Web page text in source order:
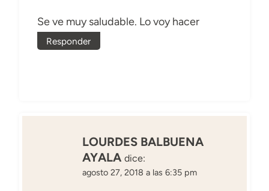
Se ve muy saludable. Lo voy hacer
Responder
LOURDES BALBUENA
AYALA dice:
agosto 27, 2018 a las 6:35 pm